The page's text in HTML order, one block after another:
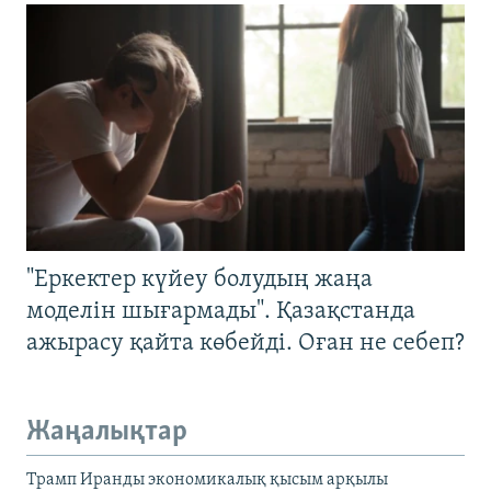
"Еркектер күйеу болудың жаңа
моделін шығармады". Қазақстанда
ажырасу қайта көбейді. Оған не себеп?
Жаңалықтар
Трамп Иранды экономикалық қысым арқылы